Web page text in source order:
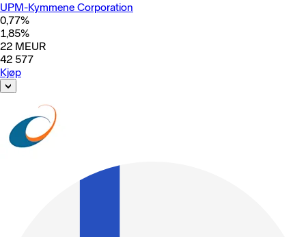
UPM-Kymmene Corporation
0,77%
1,85%
22 MEUR
42 577
Kjøp